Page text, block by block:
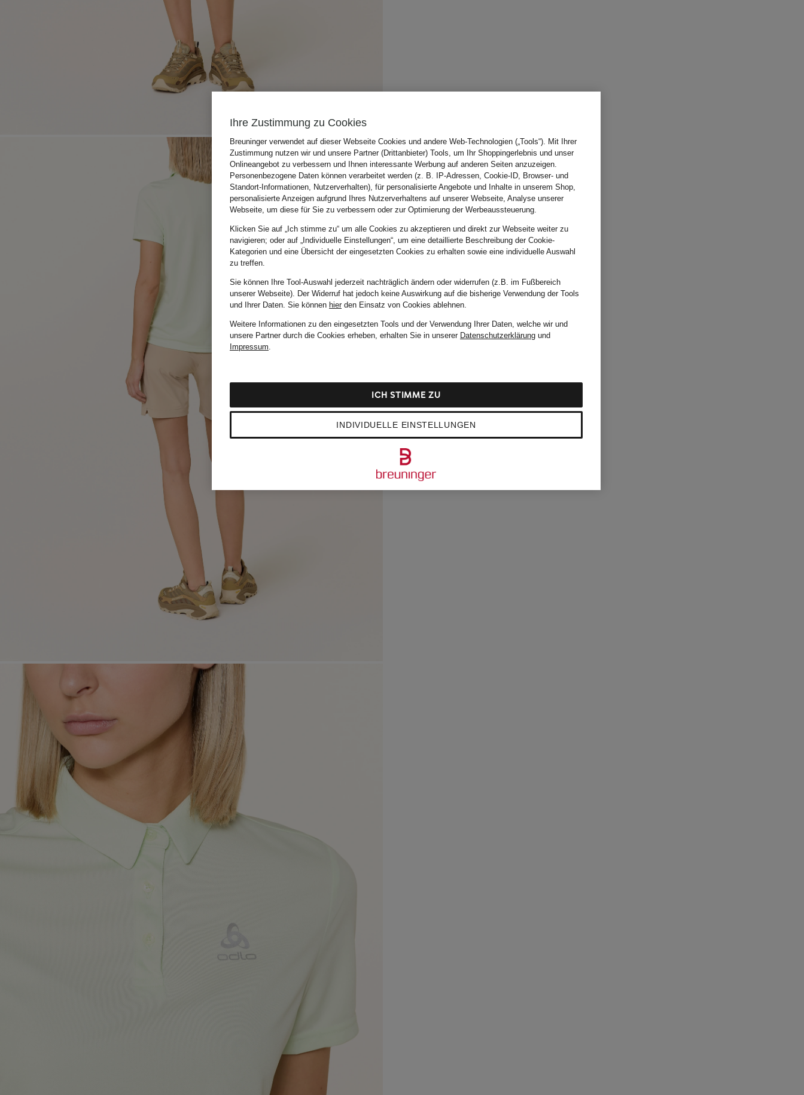
Ihre Zustimmung zu Cookies
Breuninger verwendet auf dieser Webseite Cookies und andere Web-Technologien („Tools“). Mit Ihrer
Zustimmung nutzen wir und unsere Partner (Drittanbieter) Tools, um Ihr Shoppingerlebnis und unser
Onlineangebot zu verbessern und Ihnen interessante Werbung auf anderen Seiten anzuzeigen.
Personenbezogene Daten können verarbeitet werden (z. B. IP-Adressen, Cookie-ID, Browser- und
Standort-Informationen, Nutzerverhalten), für personalisierte Angebote und Inhalte in unserem Shop,
personalisierte Anzeigen aufgrund Ihres Nutzerverhaltens auf unserer Webseite, Analyse unserer
Webseite, um diese für Sie zu verbessern oder zur Optimierung der Werbeaussteuerung.
Klicken Sie auf „Ich stimme zu“ um alle Cookies zu akzeptieren und direkt zur Webseite weiter zu
navigieren; oder auf „Individuelle Einstellungen“, um eine detaillierte Beschreibung der Cookie-
Kategorien und eine Übersicht der eingesetzten Cookies zu erhalten sowie eine individuelle Auswahl
zu treffen.
Sie können Ihre Tool-Auswahl jederzeit nachträglich ändern oder widerrufen (z.B. im Fußbereich
unserer Webseite). Der Widerruf hat jedoch keine Auswirkung auf die bisherige Verwendung der Tools
und Ihrer Daten. Sie können hierden Einsatz von Cookies ablehnen.
Weitere Informationen zu den eingesetzten Tools und der Verwendung Ihrer Daten, welche wir und
unsere Partner durch die Cookies erheben, erhalten Sie in unserer Datenschutzerklärung und
Impressum.
INDIVIDUELLE EINSTELLUNGEN
ICH STIMME ZU